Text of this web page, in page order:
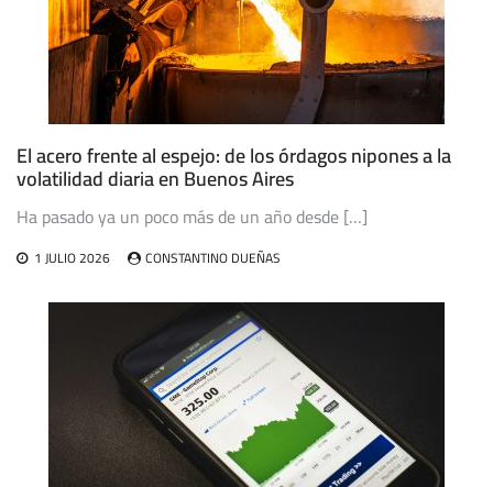
El acero frente al espejo: de los órdagos nipones a la
volatilidad diaria en Buenos Aires
Ha pasado ya un poco más de un año desde […]
1 JULIO 2026 CONSTANTINO DUEÑAS